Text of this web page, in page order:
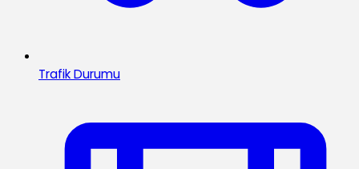
Trafik Durumu